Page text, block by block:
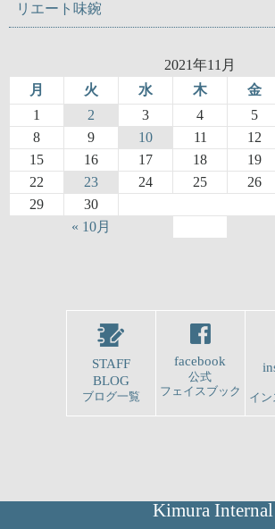
リエート味鋺
2021年11月
月
火 水 木 金
« 10月
1 2 3 4 5
8
9 10 11 12
15
16 17 18 19
22
23 24 25 26
29
30
STAFF
BLOG
ブログ一覧
facebook
公式
フェイスブック
イ
Kimura